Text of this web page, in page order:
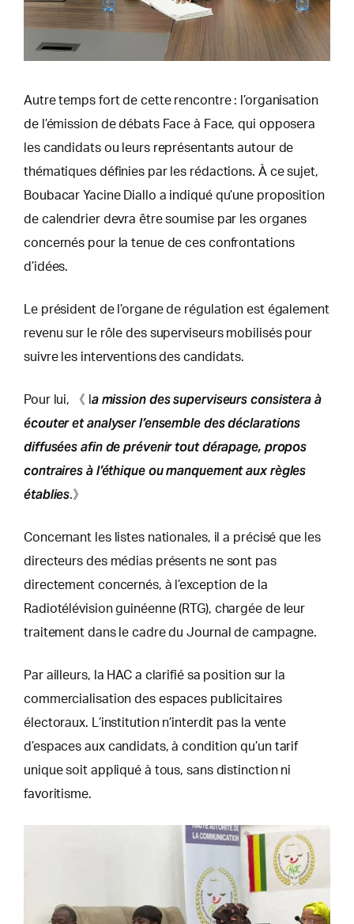
Autre temps fort de cette rencontre : l’organisation
de l’émission de débats Face à Face, qui opposera
les candidats ou leurs représentants autour de
thématiques définies par les rédactions. À ce sujet,
Boubacar Yacine Diallo a indiqué qu’une proposition
de calendrier devra être soumise par les organes
concernés pour la tenue de ces confrontations
d’idées.
Le président de l’organe de régulation est également
revenu sur le rôle des superviseurs mobilisés pour
suivre les interventions des candidats.
Pour lui, 《 l a mission des superviseurs consistera à
écouter et analyser l’ensemble des déclarations
diffusées afin de prévenir tout dérapage, propos
contraires à l’éthique ou manquement aux règles
établies.》
Concernant les listes nationales, il a précisé que les
directeurs des médias présents ne sont pas
directement concernés, à l’exception de la
Radiotélévision guinéenne (RTG), chargée de leur
traitement dans le cadre du Journal de campagne.
Par ailleurs, la HAC a clarifié sa position sur la
commercialisation des espaces publicitaires
électoraux. L’institution n’interdit pas la vente
d’espaces aux candidats, à condition qu’un tarif
unique soit appliqué à tous, sans distinction ni
favoritisme.